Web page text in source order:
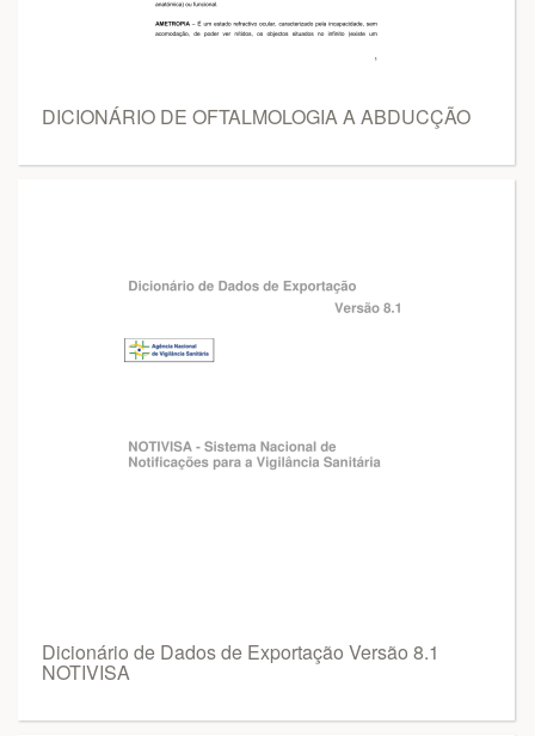
DICIONÁRIO DE OFTALMOLOGIA A ABDUCÇÃO
Dicionário de Dados de Exportação Versão 8.1
NOTIVISA